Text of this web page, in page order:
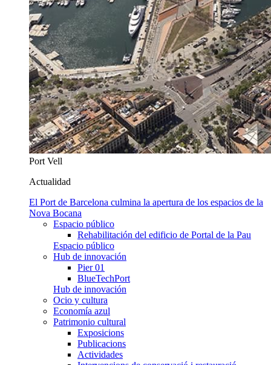
Port Vell
Actualidad
El Port de Barcelona culmina la apertura de los espacios de la
Nova Bocana
Espacio público
Rehabilitación del edificio de Portal de la Pau
Espacio público
Hub de innovación
Pier 01
BlueTechPort
Hub de innovación
Ocio y cultura
Economía azul
Patrimonio cultural
Exposicions
Publicacions
Actividades